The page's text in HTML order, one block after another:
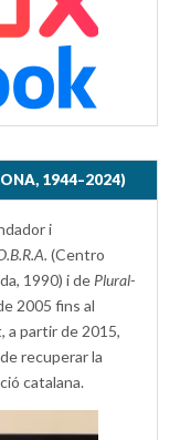
1944–2024)
i
(Centro
1990) i de Plural-
2005 fins al
a partir de 2015,
recuperar la
catalana.